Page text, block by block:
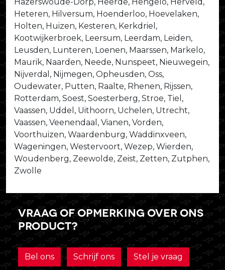
Hazerswoude-Dorp, Heerde, Hengelo, Herveld,
Heteren, Hilversum, Hoenderloo, Hoevelaken,
Holten, Huizen, Kesteren, Kerkdriel,
Kootwijkerbroek, Leersum, Leerdam, Leiden,
Leusden, Lunteren, Loenen, Maarssen, Markelo,
Maurik, Naarden, Neede, Nunspeet, Nieuwegein,
Nijverdal, Nijmegen, Opheusden, Oss,
Oudewater, Putten, Raalte, Rhenen, Rijssen,
Rotterdam, Soest, Soesterberg, Stroe, Tiel,
Vaassen, Uddel, Uithoorn, Uchelen, Utrecht,
Vaassen, Veenendaal, Vianen, Vorden,
Voorthuizen, Waardenburg, Waddinxveen,
Wageningen, Westervoort, Wezep, Wierden,
Woudenberg, Zeewolde, Zeist, Zetten, Zutphen,
Zwolle
Vraag of opmerking over ons
product?
Bel ons Schrijf ons Stel je vraag